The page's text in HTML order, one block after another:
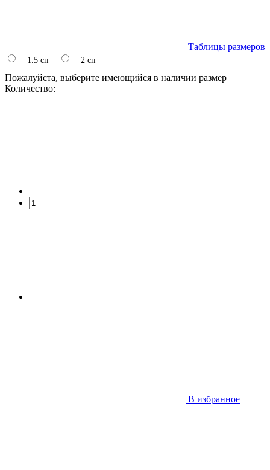
Таблицы размеров
1.5 сп 2 сп
Пожалуйста, выберите имеющийся в наличии размер
Количество:
В избранное